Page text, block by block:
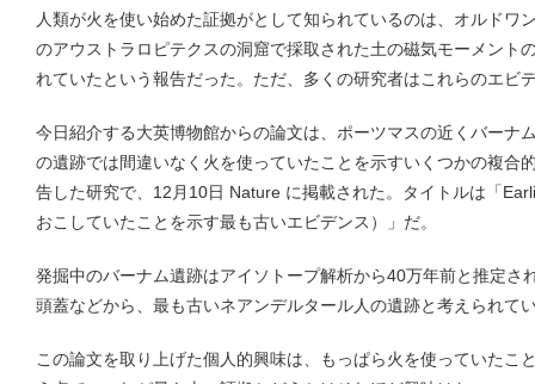
人類が火を使い始めた証拠がとして知られているのは、オルドワ
のアウストラロピテクスの洞窟で採取された土の磁気モーメント
れていたという報告だった。ただ、多くの研究者はこれらのエビ
今日紹介する大英博物館からの論文は、ポーツマスの近くバーナ
の遺跡では間違いなく火を使っていたことを示すいくつかの複合
告した研究で、12月10日 Nature に掲載された。タイトルは「
おこしていたことを示す最も古いエビデンス）」だ。
発掘中のバーナム遺跡はアイソトープ解析から40万年前と推定さ
頭蓋などから、最も古いネアンデルタール人の遺跡と考えられて
この論文を取り上げた個人的興味は、もっぱら火を使っていたこ